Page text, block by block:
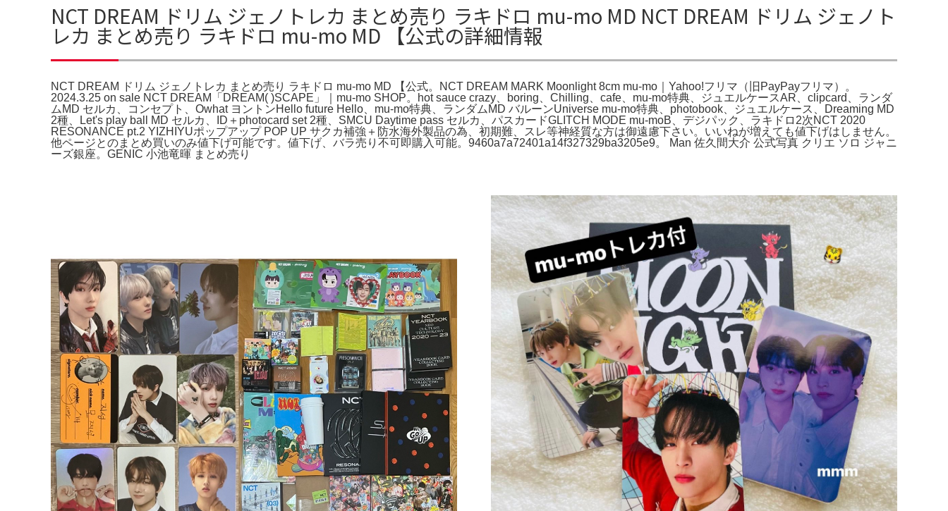
NCT DREAM ドリム ジェノトレカ まとめ売り ラキドロ mu-mo MD NCT DREAM ドリム ジェノト
レカ まとめ売り ラキドロ mu-mo MD 【公式の詳細情報
NCT DREAM ドリム ジェノトレカ まとめ売り ラキドロ mu-mo MD 【公式。NCT DREAM MARK Moonlight 8cm mu-mo｜Yahoo!フリマ（旧PayPayフリマ）。
2024.3.25 on sale NCT DREAM「DREAM( )SCAPE」｜mu-mo SHOP。hot sauce crazy、boring、Chilling、cafe、mu-mo特典、ジュエルケースAR、clipcard、ランダ
ムMD セルカ、コンセプト、Owhat ヨントンHello future Hello、mu-mo特典、ランダムMD バルーンUniverse mu-mo特典、photobook、ジュエルケース、Dreaming MD
2種、Let's play ball MD セルカ、ID＋photocard set 2種、SMCU Daytime pass セルカ、パスカードGLITCH MODE mu-moB、デジパック、ラキドロ2次NCT 2020
RESONANCE pt.2 YIZHIYUポップアップ POP UP サクカ補強＋防水海外製品の為、初期難、スレ等神経質な方は御遠慮下さい。いいねが増えても値下げはしません。
他ページとのまとめ買いのみ値下げ可能です。値下げ、バラ売り不可即購入可能。9460a7a72401a14f327329ba3205e9。 Man 佐久間大介 公式写真 クリエ ソロ ジャニ
ーズ銀座。GENIC 小池竜暉 まとめ売り